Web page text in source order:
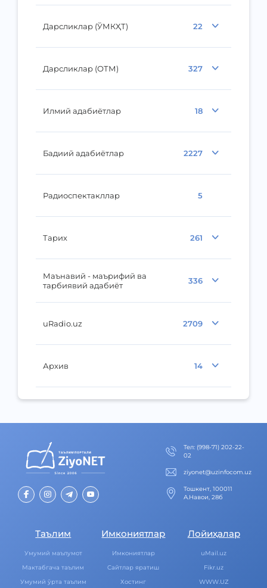
Дарсликлар (ЎМКҲТ) 22
Дарсликлар (ОТМ) 327
Илмий адабиётлар 18
Бадиий адабиётлар 2227
Радиоспектакллар 5
Тарих 261
Маънавий - маърифий ва
тарбиявий адабиёт
336
uRadio.uz 2709
Архив 14
Тел: (998-71) 202-22-
02
ziyonet@uzinfocom.uz
Тошкент, 100011
А.Навои, 28б
Таълим
Умумий маълумот
Мактабгача таълим
Умумий ўрта таълим
Имкониятлар
Имкониятлар
Cайтлар яратиш
Хостинг
Лойиҳалар
uMail.uz
Fikr.uz
WWW.UZ